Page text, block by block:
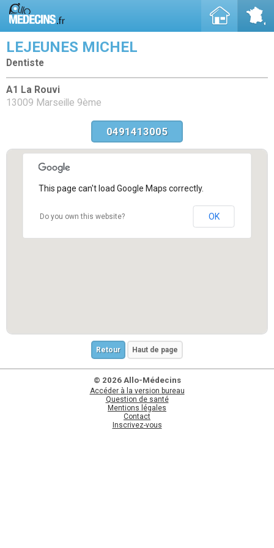
LEJEUNES MICHEL
Dentiste
A1 La Rouvi
13009 Marseille 9ème
0491413005
This page can't load Google Maps correctly.
Do you own this website? OK
Retour Haut de page
© 2026 Allo-Médecins
Accéder à la version bureau
Question de santé
Mentions légales
Contact
Inscrivez-vous